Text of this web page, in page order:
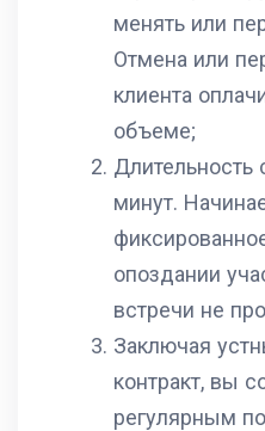
менять или
Отмена или
клиента
объеме;
Длительность
минут.
опоздании
встречи не
Заключая
контракт, вы
регулярным